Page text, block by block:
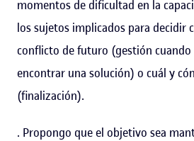
momentos de dificultad en la
los sujetos implicados para decidir
conflicto de futuro (gestión
encontrar una solución) o cuál y
(finalización).
. Propongo que el objetivo sea